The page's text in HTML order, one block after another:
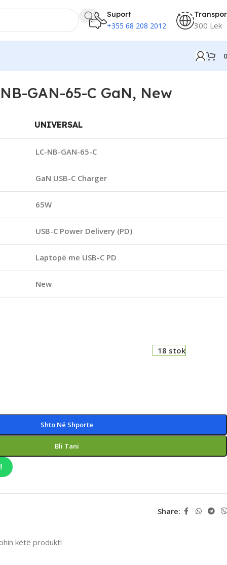
Suport
+355 68 208 2012 300 Lek
GAN-65-C GaN, New
UNIVERSAL
LC-NB-GAN-65-C
GaN USB-C Charger
65W
USB-C Power Delivery (PD)
Laptopë me USB-C PD
New
18 stok
Shto Në Shporte
Bli Tani
Share:
këtë produkt!